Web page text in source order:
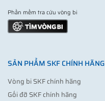
Phần mềm tra cứu vòng bi
SẢN PHẨM SKF CHÍNH HÃNG
Vòng bi SKF chính hãng
Gối đỡ SKF chính hãng